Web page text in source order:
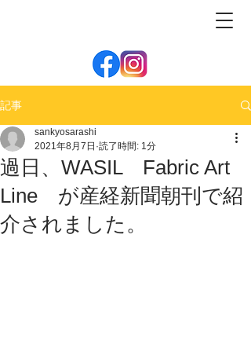
記事
過日、WASIL Fabric Art
Line が産経新聞朝刊で紹
介されました。
sankyosarashi
2021年8月7日 読了時間: 1分